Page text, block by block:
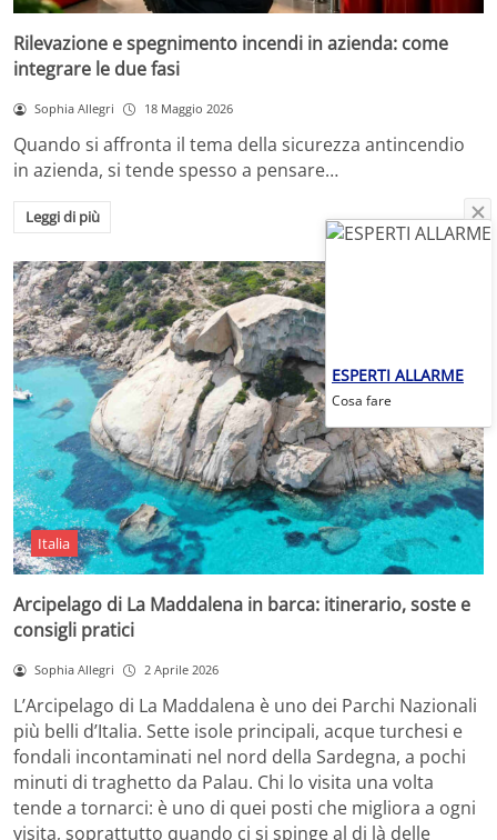
Rilevazione e spegnimento incendi in azienda: come
integrare le due fasi
Sophia Allegri 18 Maggio 2026
Quando si affronta il tema della sicurezza antincendio
in azienda, si tende spesso a pensare…
Leggi di più
Italia
Arcipelago di La Maddalena in barca: itinerario, soste e
consigli pratici
Sophia Allegri 2 Aprile 2026
L’Arcipelago di La Maddalena è uno dei Parchi Nazionali
più belli d’Italia. Sette isole principali, acque turchesi e
fondali incontaminati nel nord della Sardegna, a pochi
minuti di traghetto da Palau. Chi lo visita una volta
tende a tornarci: è uno di quei posti che migliora a ogni
visita, soprattutto quando ci si spinge al di là delle
ESPERTI ALLARME
Cosa fare